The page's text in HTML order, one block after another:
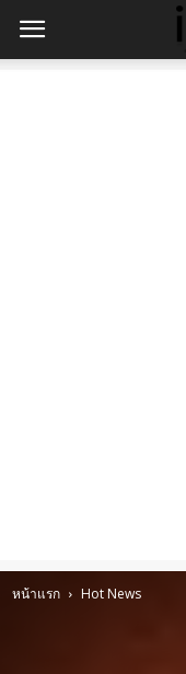
หน้าแรก Hot News